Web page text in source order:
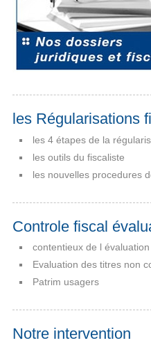
les Régularisations
les 4 étapes de la
les outils du fiscaliste
les nouvelles procedures
Controle fiscal
contentieux de l évaluation
Evaluation des titres non
Patrim usagers
Notre intervention